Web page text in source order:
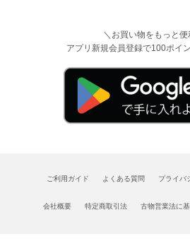
＼お買い物をもっと便
アプリ新規会員登録で100ポイ
ご利用ガイド よくある質問 プライバ
会社概要 特定商取引法 古物営業法に